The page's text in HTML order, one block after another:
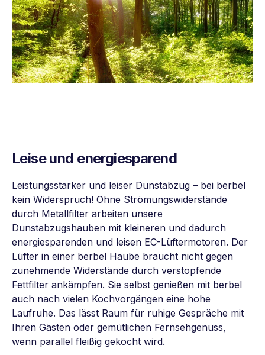
Leiseund energiesparend
Leistungsstarker und leiser Dunstabzug – bei berbel
kein Widerspruch! Ohne Strömungswiderstände
durch Metallfilter arbeiten unsere
Dunstabzugshauben mit kleineren und dadurch
energiesparenden und leisen EC-Lüftermotoren. Der
Lüfter in einer berbel Haube braucht nicht gegen
zunehmende Widerstände durch verstopfende
Fettfilter ankämpfen. Sie selbst genießen mit berbel
auch nach vielen Kochvorgängen eine hohe
Laufruhe. Das lässt Raum für ruhige Gespräche mit
Ihren Gästen oder gemütlichen Fernsehgenuss,
wenn parallel fleißig gekocht wird.